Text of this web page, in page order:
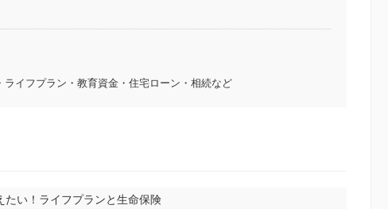
ライフプラン・教育資金・住宅ローン・相続など
い！ライフプランと生命保険